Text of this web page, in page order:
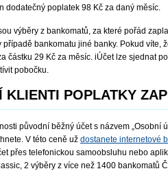
dodatečný poplatek 98 Kč za daný měsíc.
výběry z bankomatů, za které pořád
bankomatu jiné banky. Pokud víte,
částku 29 Kč za měsíc. iÚčet lze sjednat
pobočku.
KLIENTI POPLATKY
původní běžný účet s názvem „Osobní
V této ceně už dostanete internetové
přes telefonickou samoobsluhu nebo
2 výběry z více než 1400 bankomatů